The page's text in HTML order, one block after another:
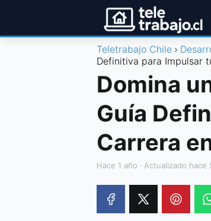
Teletrabajo Chile
Definitiva para Impulsar
Domina
Guía
Carrera
hace 1 año · Actualizado hace